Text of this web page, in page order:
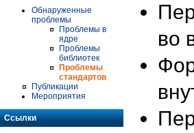
Обнаруженные
проблемы
Проблемы в
ядре
Проблемы
библиотек
Проблемы
стандартов
Публикации
Мероприятия
Ссылки
во